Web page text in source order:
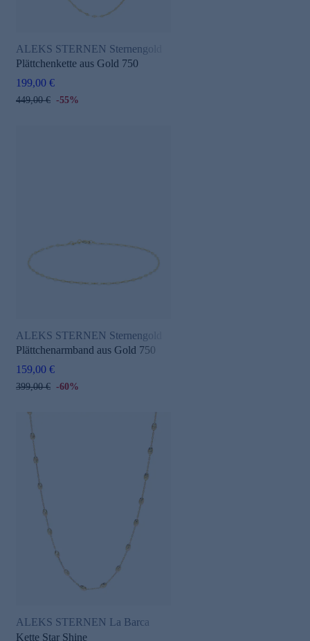
ALEKS STERNEN Sternengold
Plättchenkette aus Gold 750
199,00 €
449,00 € -55%
ALEKS STERNEN Sternengold
Plättchenarmband aus Gold 750
159,00 €
399,00 € -60%
ALEKS STERNEN La Barca
Kette Star Shine